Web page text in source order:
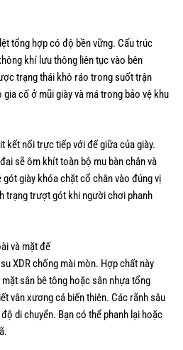
tổng hợp có độ bền vững. Cấu trúc
khí lưu thông liên tục vào bên
trạng thái khô ráo trong suốt trận
cố ở mũi giày và má trong bảo vệ khu
kết nối trực tiếp với đế giữa của giày.
sẽ ôm khít toàn bộ mu bàn chân và
giày khóa chặt cổ chân vào đúng vị
trạng trượt gót khi người chơi phanh
và mặt đế
XDR chống mài mòn. Hợp chất này
sân bê tông hoặc sân nhựa tổng
vân xương cá biến thiên. Các rãnh sâu
di chuyển. Bạn có thể phanh lại hoặc